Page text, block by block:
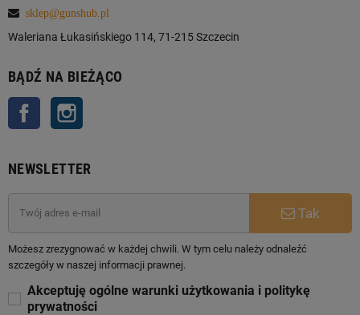
sklep@gunshub.pl
Waleriana Łukasińskiego 114, 71-215 Szczecin
BĄDŹ NA BIEŻĄCO
Facebook
NEWSLETTER
Tak
Możesz zrezygnować w każdej chwili. W tym celu należy odnaleźć
szczegóły w naszej informacji prawnej.
Akceptuję ogólne warunki użytkowania i politykę
prywatności